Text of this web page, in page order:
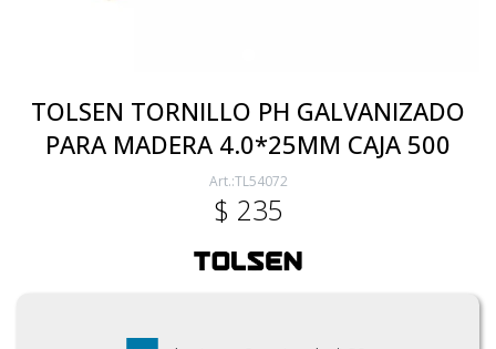
TOLSEN TORNILLO PH GALVANIZADO
PARA MADERA 4.0*25MM CAJA 500
TL54072
$ 235
Ferretería
Herramientas Eléctrica y Batería